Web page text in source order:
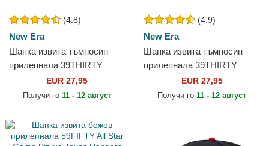
(4.8)
New Era
Шапка извита тъмносин
прилепнала 39THIRTY
Classic на Los Angeles
Dodgers MLB от New Era
EUR 27,95
Получи го 11 - 12 август
(4.9)
New Era
Шапка извита тъмносин
прилепнала 39THIRTY
Classic на New York
Yankees MLB от New Era
EUR 27,95
Получи го 11 - 12 август